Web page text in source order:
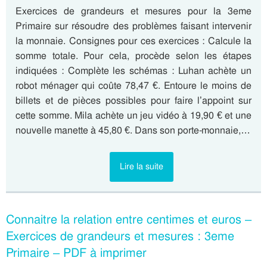
Exercices de grandeurs et mesures pour la 3eme
Primaire sur résoudre des problèmes faisant intervenir
la monnaie. Consignes pour ces exercices : Calcule la
somme totale. Pour cela, procède selon les étapes
indiquées : Complète les schémas : Luhan achète un
robot ménager qui coûte 78,47 €. Entoure le moins de
billets et de pièces possibles pour faire l’appoint sur
cette somme. Mila achète un jeu vidéo à 19,90 € et une
nouvelle manette à 45,80 €. Dans son porte-monnaie,…
Lire la suite
Connaitre la relation entre centimes et euros –
Exercices de grandeurs et mesures : 3eme
Primaire – PDF à imprimer